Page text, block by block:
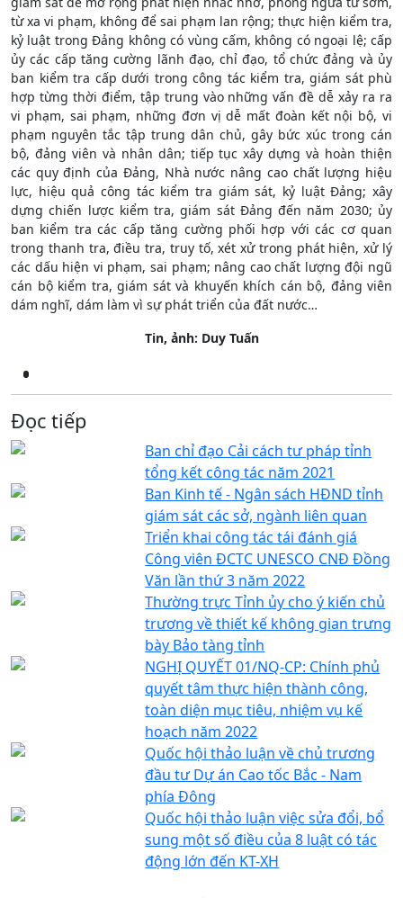
từ xa vi phạm, không để sai phạm lan rộng; thực hiện kiểm tra,
kỷ luật trong Đảng không có vùng cấm, không có ngoại lệ; cấp
ủy các cấp tăng cường lãnh đạo, chỉ đạo, tổ chức đảng và ủy
ban kiểm tra cấp dưới trong công tác kiểm tra, giám sát phù
hợp từng thời điểm, tập trung vào những vấn đề dễ xảy ra ra
vi phạm, sai phạm, những đơn vị dễ mất đoàn kết nội bộ, vi
phạm nguyên tắc tập trung dân chủ, gây bức xúc trong cán
bộ, đảng viên và nhân dân; tiếp tục xây dựng và hoàn thiện
các quy định của Đảng, Nhà nước nâng cao chất lượng hiệu
lực, hiệu quả công tác kiểm tra giám sát, kỷ luật Đảng; xây
dựng chiến lược kiểm tra, giám sát Đảng đến năm 2030; ủy
ban kiểm tra các cấp tăng cường phối hợp với các cơ quan
trong thanh tra, điều tra, truy tố, xét xử trong phát hiện, xử lý
các dấu hiện vi phạm, sai phạm; nâng cao chất lượng đội ngũ
cán bộ kiểm tra, giám sát và khuyến khích cán bộ, đảng viên
dám nghĩ, dám làm vì sự phát triển của đất nước…
Tin, ảnh: Duy Tuấn
Đọc tiếp
Ban chỉ đạo Cải cách tư pháp tỉnh
tổng kết công tác năm 2021
Ban Kinh tế - Ngân sách HĐND tỉnh
giám sát các sở, ngành liên quan
Triển khai công tác tái đánh giá
Công viên ĐCTC UNESCO CNĐ Đồng
Văn lần thứ 3 năm 2022
Thường trực Tỉnh ủy cho ý kiến chủ
trương về thiết kế không gian trưng
bày Bảo tàng tỉnh
NGHỊ QUYẾT 01/NQ-CP: Chính phủ
quyết tâm thực hiện thành công,
toàn diện mục tiêu, nhiệm vụ kế
hoạch năm 2022
Quốc hội thảo luận về chủ trương
đầu tư Dự án Cao tốc Bắc - Nam
phía Đông
Quốc hội thảo luận việc sửa đổi, bổ
sung một số điều của 8 luật có tác
động lớn đến KT-XH